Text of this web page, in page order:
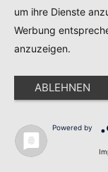
der Klagebegehren
Klagen sind:
hinsichtlich
– Antrag auf
um ihre Dienste
Werbung
anzuzeigen.
ABLEHNEN
Powered by